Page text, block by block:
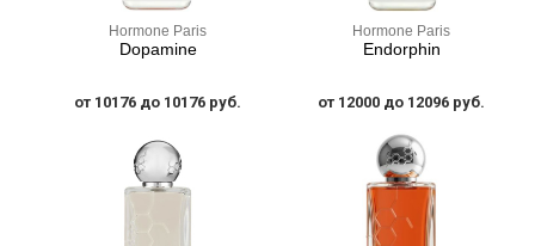
Hormone Paris
Dopamine
от 10176 до 10176 руб.
Hormone Paris
Endorphin
от 12000 до 12096 руб.